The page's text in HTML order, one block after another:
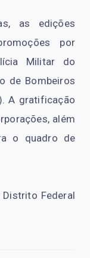
as edições
por
Militar do
de Bombeiros
A gratificação
além
o quadro de
Federal